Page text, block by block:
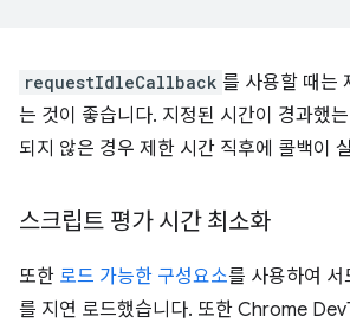
requestIdleCallback 를 사용할 때는
는 것이 좋습니다. 지정된 시간이 경과했
되지 않은 경우 제한 시간 직후에 콜백이
스크립트 평가 시간 최소화
또한 로드 가능한 구성요소를 사용하여 서
를 지연 로드했습니다. 또한 Chrome